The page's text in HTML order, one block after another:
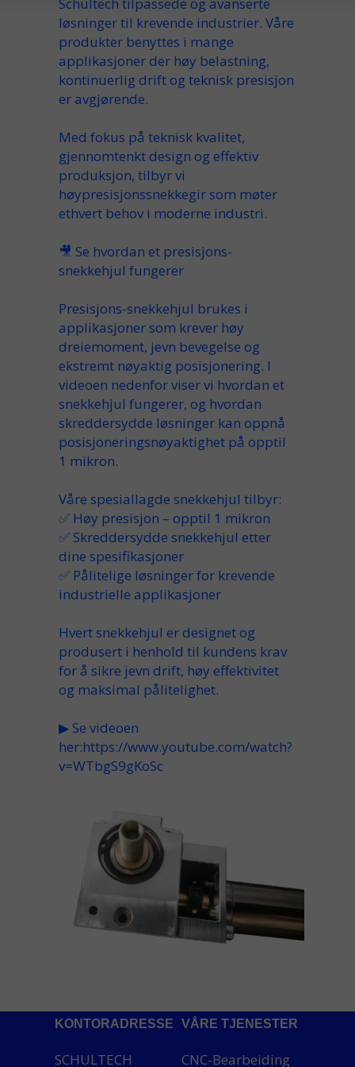
løsninger til krevende industrier. Våre
produkter benyttes i mange
applikasjonerder høy belastning,
kontinuerlig drift og teknisk presisjon
er avgjørende.
Med fokus på teknisk kvalitet,
gjennomtenktdesign og effektiv
produksjon, tilbyr vi
høypresisjonssnekkegir som møter
ethvert behovi moderne industri.
🎥 Se hvordan et presisjons-
snekkehjul fungerer
Presisjons-snekkehjul brukes i
applikasjoner som krever høy
dreiemoment, jevn bevegelse og
ekstremt nøyaktig posisjonering. I
videoen nedenfor viser vi hvordan et
snekkehjul fungerer, og hvordan
skreddersydde løsninger kan oppnå
posisjoneringsnøyaktighet på opptil
1 mikron.
Våre spesiallagde snekkehjul tilbyr:
✅ Høy presisjon – opptil 1 mikron
✅ Skreddersydde snekkehjul etter
dine spesifikasjoner
✅ Pålitelige løsninger for krevende
industrielle applikasjoner
Hvert snekkehjul er designet og
produsert i henhold til kundens krav
for å sikre jevn drift, høy effektivitet
og maksimal pålitelighet.
▶ Se videoen
her:https://www.youtube.com/watch?
v=WTbgS9gKoSc
VÅRE TJENESTER
CNC-Bearbeiding
KONTORADRESSE
SCHULTECH